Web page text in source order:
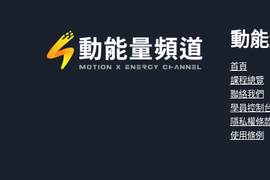
動
首頁
課程總覽
聯絡我們
學員控制
隱私權條
使用條例